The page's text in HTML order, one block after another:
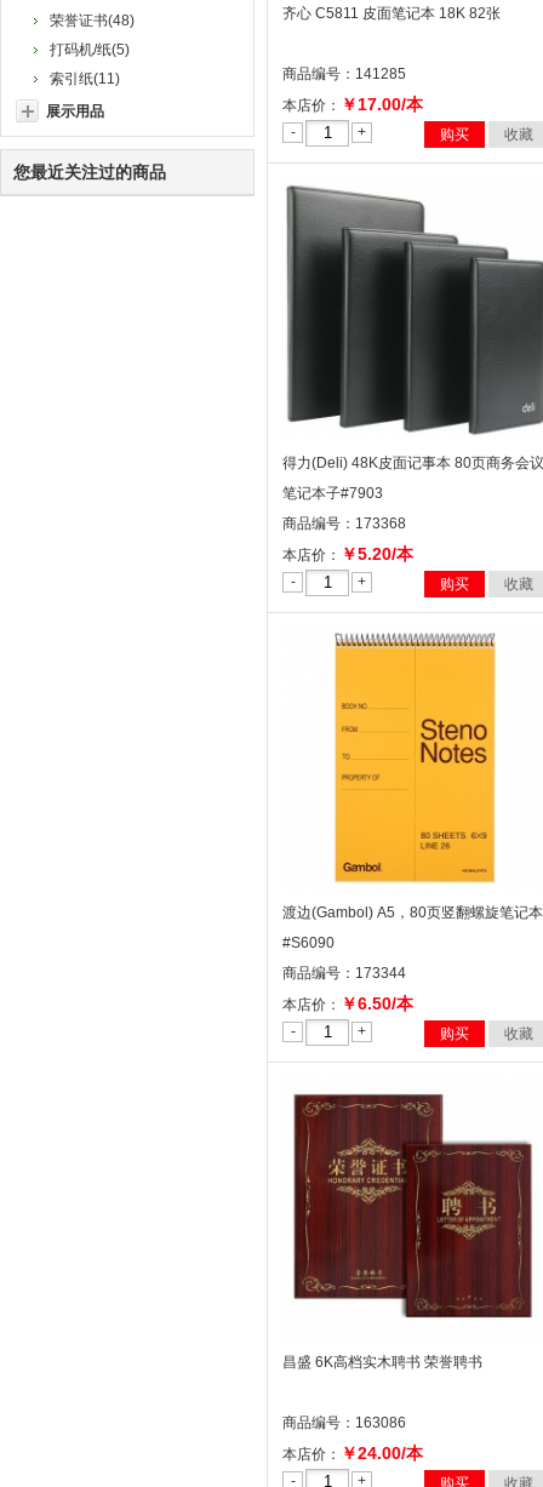
荣誉证书(48)
打码机/纸(5)
索引纸(11)
展示用品
您最近关注过的商品
齐心 C5811 皮面笔记本 18K 82张
商品编号：141285
本店价： ￥17.00/本
- + 购买 收藏
得力(Deli) 48K皮面记事本 80页商务会议
笔记本子#7903
商品编号：173368
本店价： ￥5.20/本
- + 购买 收藏
渡边(Gambol) A5，80页竖翻螺旋笔记本
#S6090
商品编号：173344
本店价： ￥6.50/本
- + 购买 收藏
昌盛 6K高档实木聘书 荣誉聘书
商品编号：163086
本店价： ￥24.00/本
- + 购买 收藏